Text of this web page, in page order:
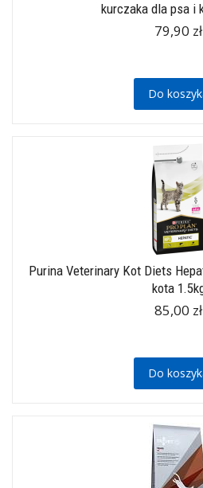
kurczaka dla psa i
79,90 zł
Do
Purina Veterinary Kot Diets
kota
85,00 zł
Do